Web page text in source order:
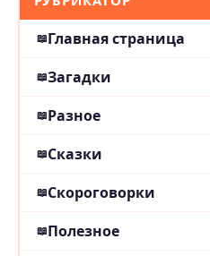
Главная страница
Загадки
Разное
Сказки
Скороговорки
Полезное